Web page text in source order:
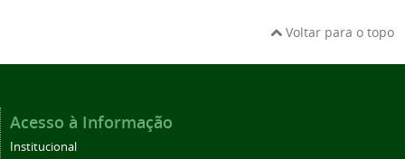
Voltar para o topo
Acesso à Informação
Institucional